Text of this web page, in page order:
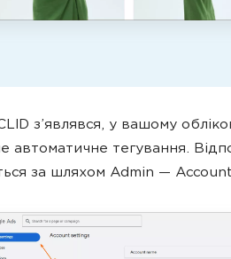
з’являвся, у вашому
автоматичне тегування.
за шляхом Admin —